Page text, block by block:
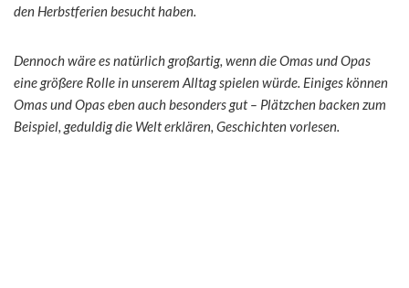
den Herbstferien besucht haben.
Dennoch wäre es natürlich großartig, wenn die Omas und Opas
eine größere Rolle in unserem Alltag spielen würde. Einiges können
Omas und Opas eben auch besonders gut – Plätzchen backen zum
Beispiel, geduldig die Welt erklären, Geschichten vorlesen.